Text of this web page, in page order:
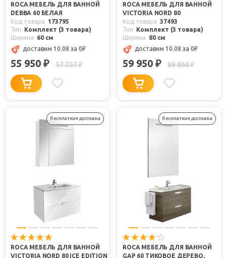
ROCA МЕБЕЛЬ ДЛЯ ВАННОЙ
DEBBA 60 БЕЛАЯ
Код товара
173795
Тип
Комплект (3 товара)
Ширина
60 см
доставим 10.08 за 0₽
55 950 ₽ 57 257₽
ROCA МЕБЕЛЬ ДЛЯ ВАННОЙ
VICTORIA NORD 80
Код товара 37493
Тип
Комплект (3 товара)
Ширина
80 см
доставим 10.08 за 0₽
59 950 ₽ 69 860₽
бесплатная доставка
ROCA МЕБЕЛЬ ДЛЯ ВАННОЙ
VICTORIA NORD 80 ICE EDITION
бесплатная доставка
ROCA МЕБЕЛЬ ДЛЯ ВАННОЙ
GAP 60 ТИКОВОЕ ДЕРЕВО,